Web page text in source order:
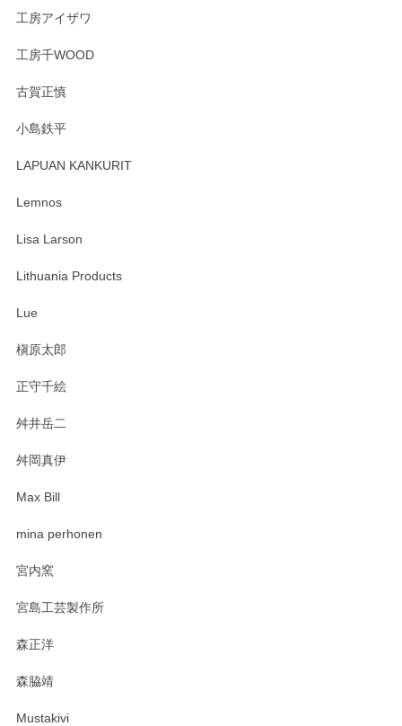
す。 素敵な湯呑みでとても気に入りました。 発送も早く、
たm(_)m
います。無事に届いたようで安心いたしまし
おかけしました。 ありがとうございます。
工房アイザワ
工房千WOOD
古賀正慎
小島鉄平
LAPUAN KANKURIT
Lemnos
Lisa Larson
Lithuania Products
Lue
槇原太郎
正守千絵
舛井岳二
舛岡真伊
Max Bill
mina perhonen
宮内窯
宮島工芸製作所
森正洋
森脇靖
Mustakivi